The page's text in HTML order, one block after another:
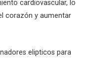
cardiovascular, lo
corazón y aumentar
elipticos para